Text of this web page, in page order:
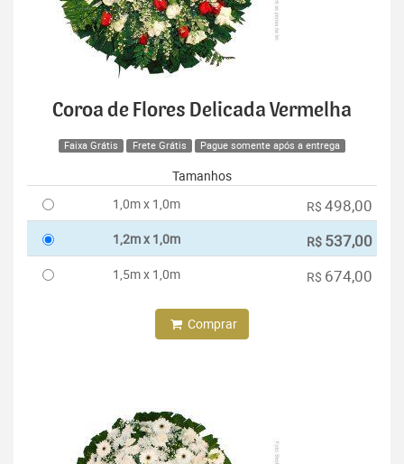
Coroa de Flores Delicada Vermelha
Faixa Grátis Frete Grátis Pague somente após a entrega
Tamanhos
1,0m x 1,0m
R$ 498,00
1,2m x 1,0m R$ 537,00
1,5m x 1,0m R$ 674,00
Comprar